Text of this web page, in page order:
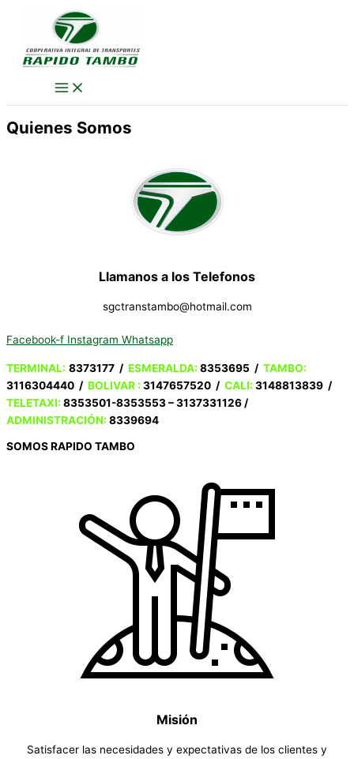
Quienes Somos
Llamanos a los Telefonos
sgctranstambo@hotmail.com
Facebook-f Instagram Whatsapp
TERMINAL: 8373177 / ESMERALDA: 8353695 / TAMBO:
3116304440 / BOLIVAR : 3147657520 / CALI: 3148813839 /
TELETAXI: 8353501-8353553 – 3137331126 /
ADMINISTRACIÓN: 8339694
SOMOS RAPIDO TAMBO
Misión
Satisfacer las necesidades y expectativas de los clientes y